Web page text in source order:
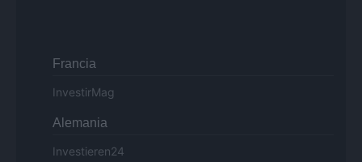
Francia
InvestirMag
Alemania
Investieren24